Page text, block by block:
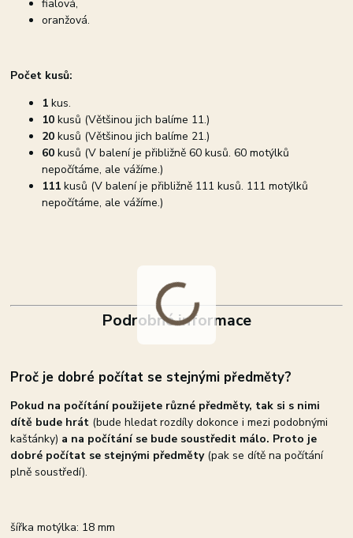
fialová,
oranžová.
Počet kusů:
1kus.
10kusů (Většinou jich balíme 11.)
20 kusů (Většinou jich balíme 21.)
60 kusů (V balení je přibližně 60 kusů. 60 motýlků
nepočítáme, ale vážíme.)
111 kusů (V balení je přibližně 111 kusů. 111 motýlků
nepočítáme, ale vážíme.)
Podrobné informace
Proč je dobré počítat se stejnými předměty?
Pokud na počítání použijete různé předměty, tak si s nimi
dítě bude hrát (bude hledat rozdíly dokonce i mezi podobnými
kaštánky) a na počítání se bude soustředit málo. Proto je
dobré počítat se stejnými předměty (pak se dítě na počítání
plně soustředí).
šířka motýlka: 18 mm